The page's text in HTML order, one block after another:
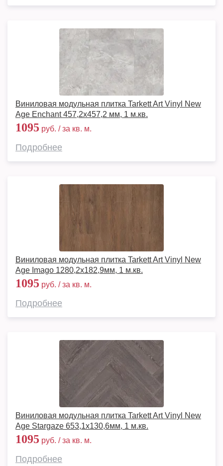
Виниловая модульная плитка Tarkett Art Vinyl New
Age Enchant 457,2x457,2 мм, 1 м.кв.
1095 руб. / за кв. м.
Подробнее
Виниловая модульная плитка Tarkett Art Vinyl New
Age Imago 1280,2х182,9мм, 1 м.кв.
1095 руб. / за кв. м.
Подробнее
Виниловая модульная плитка Tarkett Art Vinyl New
Age Stargaze 653,1х130,6мм, 1 м.кв.
1095 руб. / за кв. м.
Подробнее